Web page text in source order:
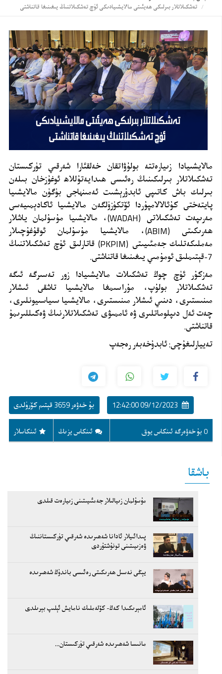
تەشكىلاتلار بىرلىكى ھەيئىتى مالايشىيادىكى ئۈچ تەشكىلاتنىڭ يىغىنىغا قاتناشتى
مالايشىيادا زىيارەتتە بولۇۋاتقان خەلقئارا شەرقىي تۈركىستان
تەشكىلاتلار بىرلىكىنىڭ رەئىسى ھىدايەتۇللاھ ئوغۇزخان بىلەن
بىرلىك باش كاتىپى ئابدۇرېشىت ئەمىنھاجى بۈگۈن مالايشىيا
پايتەختى كۇئالالامپۇردا ئۆتكۈزۈلگەن مالايشىيا ئاكادېمىيەسى
مەرىپەت تەشكىلاتى (WADAH)، مالايشىيا مۇسۇلمان ياشلار
ھەرىكىتى (
ABIM)، مالايشىيا مۇسۇلمان ئوقۇغۇچىلار
مەملىكەتلىك جەمئىيىتى (PKPIM) قاتارلىق ئۈچ تەشكىلاتنىڭ
7-قېتىملىق ئومۇمىي يىغىنىغا قاتناشتى.
مەزكۇر ئۈچ چوڭ تەشكىلات مالايشىيادا زور تەسىرگە ئىگە
تەشكىلاتلار بولۇپ، مۇراسىمغا مالايشىيا تاشقى ئىشلار
مىنىستىرى، دىنىي ئىشلار مىنىستىرى، مالايشىيا سىياسىيونلىرى،
چەت ئەل دىپلوماتلىرى ۋە ئاممىۋى تەشكىلاتلارنىڭ ۋەكىللىرىمۇ
قاتناشتى.
تەييارلىغۇچى: ئابدۇخەبەر رەجەپ
بۇ خەۋەر 3659 قېتىم كۆرۈلدى 09/12/2023 12:42:00
ئىنكاسلار ئىنكاس يزىڭ 0 بۇ خەۋەرگە ئىنكاس يوق
باشقا
مۇسۇلمان زىيالىلار جەمئىيىتىنى زىيارەت قىلدى
پىدائىيلار ئادانا شەھىرىدە شەرقىي تۈركىستاننىڭ
ۋەزىيىتىنى تونۇشتۇردى
يېڭى نەسىل ھەرىكىتى رەئىسى باندۇڭ شەھىرىدە
ئامېرىكىدا كەڭ- كۆلەملىك نامايش ئېلىپ بېرىلدى
مانىسا شەھىرىدە شەرقىي تۈركىستان...